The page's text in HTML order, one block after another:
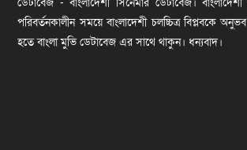
পরিবর্তনকালীন সময়ে বাংলাদেশী চলচ্চিত্র বিপ্লবকে
হতে বাংলা মুভি ডেটাবেজ এর সাথে থাকুন। ধন্যবাদ।